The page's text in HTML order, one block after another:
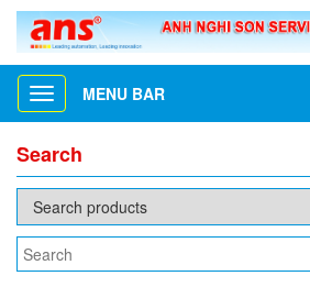
Toggle
navigation
MENU BAR
Search